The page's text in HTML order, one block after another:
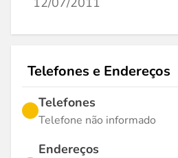
Telefones e Endereços
Telefones
Telefone não informado
Endereços